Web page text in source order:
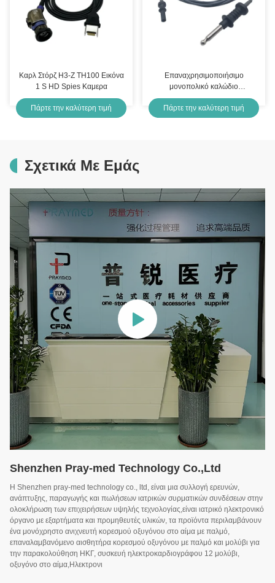
Καρλ Στόρζ H3-Z TH100 Εικόνα
1 S HD Spies Καμερα
Πάρτε την καλύτερη τιμή
Επαναχρησιμοποιήσιμο
μονοπολικό καλώδιο
Electrosurgical για τις
μονοπολικές λαβίδες 0.9m
μεμονωμένη συσκευασία
Πάρτε την καλύτερη τιμή
Σχετικά Με Εμάς
Shenzhen Pray-med Technology Co.,Ltd
Η Shenzhen pray-med technology co., ltd, είναι μια συλλογή ερευνών,
ανάπτυξης, παραγωγής και πωλήσεων ιατρικών συρματικών συνδέσεων στην
ολοκλήρωση των επιχειρήσεων υψηλής τεχνολογίας,είναι ιατρικό ηλεκτρονικό
όργανο με εξαρτήματα και προμηθευτές υλικών, τα προϊόντα περιλαμβάνουν
ένα μονόχρηστο ανιχνευτή κορεσμού οξυγόνου στο αίμα με παλμό,
επαναλαμβανόμενο αισθητήρα κορεσμού οξυγόνου με παλμό και μολύβι για
την παρακολούθηση ΗΚΓ, συσκευή ηλεκτροκαρδιογράφου 12 μολύβι,
οξυγόνο στο αίμα,Ηλεκτρονι